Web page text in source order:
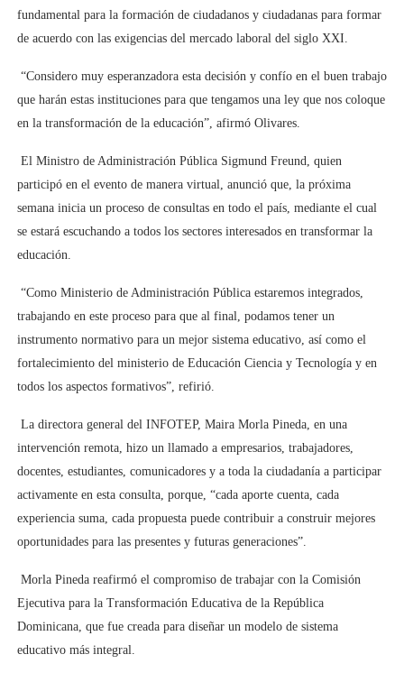
fundamental para la formación de ciudadanos y ciudadanas para formar
de acuerdo con las exigencias del mercado laboral del siglo XXI.
“Considero muy esperanzadora esta decisión y confío en el buen trabajo
que harán estas instituciones para que tengamos una ley que nos coloque
en la transformación de la educación”, afirmó Olivares.
El Ministro de Administración Pública Sigmund Freund, quien
participó en el evento de manera virtual, anunció que, la próxima
semana inicia un proceso de consultas en todo el país, mediante el cual
se estará escuchando a todos los sectores interesados en transformar la
educación.
“Como Ministerio de Administración Pública estaremos integrados,
trabajando en este proceso para que al final, podamos tener un
instrumento normativo para un mejor sistema educativo, así como el
fortalecimiento del ministerio de Educación Ciencia y Tecnología y en
todos los aspectos formativos”, refirió.
La directora general del INFOTEP, Maira Morla Pineda, en una
intervención remota, hizo un llamado a empresarios, trabajadores,
docentes, estudiantes, comunicadores y a toda la ciudadanía a participar
activamente en esta consulta, porque, “cada aporte cuenta, cada
experiencia suma, cada propuesta puede contribuir a construir mejores
oportunidades para las presentes y futuras generaciones”.
Morla Pineda reafirmó el compromiso de trabajar con la Comisión
Ejecutiva para la Transformación Educativa de la República
Dominicana, que fue creada para diseñar un modelo de sistema
educativo más integral.